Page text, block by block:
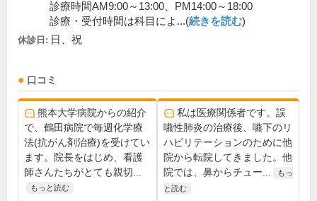
診療時間AM9:00～13:00、PM14:00～18:00
診療・受付時間は科目によ...(続きを読む)
休診日: 日、祝
口コミ
熊本大学病院からの紹介
で、鶴田病院で毎週化学療
法(抗がん剤治療)を受けてい
ます。院長をはじめ、看護
師さんたちがとても親切...
もっと読む
私は医療関係者です。誤
嚥性肺炎の治療後、嚥下のリ
ハビリテーションのために他
院から転院してきました。他
院では、鼻からチュー...
もっ
と読む